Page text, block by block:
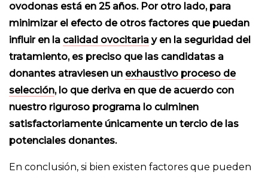
ovodonas está en 25 años. Por otro lado, para
minimizar el efecto de otros factores que puedan
influir en la calidad ovocitaria y en la seguridad del
tratamiento, es preciso que las candidatas a
donantes atraviesen un exhaustivo proceso de
selección, lo que deriva en que de acuerdo con
nuestro riguroso programa lo culminen
satisfactoriamente únicamente un tercio de las
potenciales donantes.
En conclusión, si bien existen factores que pueden